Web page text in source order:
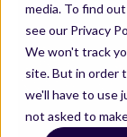
media. To find
see our Privacy
We won't track
site. But in order
we'll have to use
not asked to